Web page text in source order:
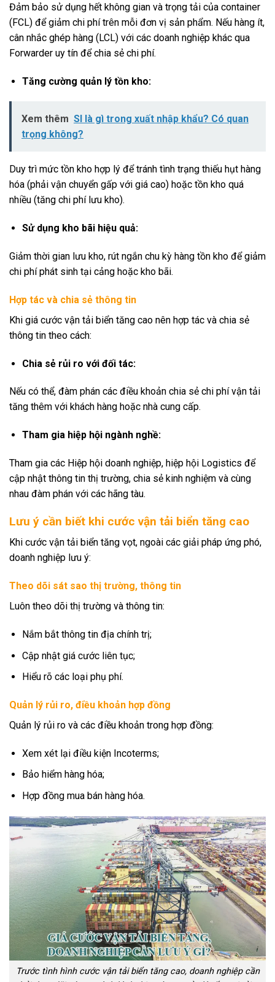
Đảm bảo sử dụng hết không gian và trọng tải của container
(FCL) để giảm chi phí trên mỗi đơn vị sản phẩm. Nếu hàng ít,
cân nhắc ghép hàng (LCL) với các doanh nghiệp khác qua
Forwarder uy tín để chia sẻ chi phí.
Tăng cường quản lý tồn kho:
Xem thêm SI là gì trong xuất nhập khẩu? Có quan
trọng không?
Duy trì mức tồn kho hợp lý để tránh tình trạng thiếu hụt hàng
hóa (phải vận chuyển gấp với giá cao) hoặc tồn kho quá
nhiều (tăng chi phí lưu kho).
Sử dụng kho bãi hiệu quả:
Giảm thời gian lưu kho, rút ngắn chu kỳ hàng tồn kho để giảm
chi phí phát sinh tại cảng hoặc kho bãi.
Hợp tác và chia sẻ thông tin
Khi giá cước vận tải biển tăng cao nên hợp tác và chia sẻ
thông tin theo cách:
Chia sẻ rủi ro với đối tác:
Nếu có thể, đàm phán các điều khoản chia sẻ chi phí vận tải
tăng thêm với khách hàng hoặc nhà cung cấp.
Tham gia hiệp hội ngành nghề:
Tham gia các Hiệp hội doanh nghiệp, hiệp hội Logistics để
cập nhật thông tin thị trường, chia sẻ kinh nghiệm và cùng
nhau đàm phán với các hãng tàu.
Lưu ý cần biết khi cước vận tải biển tăng cao
Khi cước vận tải biển tăng vọt, ngoài các giải pháp ứng phó,
doanh nghiệp lưu ý:
Theo dõi sát sao thị trường, thông tin
Luôn theo dõi thị trường và thông tin:
Nắm bắt thông tin địa chính trị;
Cập nhật giá cước liên tục;
Hiểu rõ các loại phụ phí.
Quản lý rủi ro, điều khoản hợp đồng
Quản lý rủi ro và các điều khoản trong hợp đồng:
Xem xét lại điều kiện Incoterms;
Bảo hiểm hàng hóa;
Hợp đồng mua bán hàng hóa.
Trước tình hình cước vận tải biển tăng cao, doanh nghiệp cần